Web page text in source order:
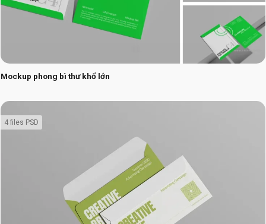
Mockup phong bì thư khổ lớn
4 files PSD